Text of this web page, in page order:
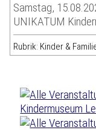
Samstag,
UNIKATUM
Rubrik: Kinder &